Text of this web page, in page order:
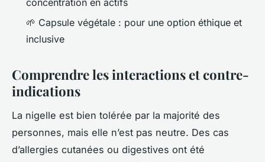
🌱 Capsule végétale : pour une option éthique et
inclusive
Comprendre les interactions et contre-
indications
La nigelle est bien tolérée par la majorité des
personnes, mais elle n’est pas neutre. Des cas
d’allergies cutanées ou digestives ont été